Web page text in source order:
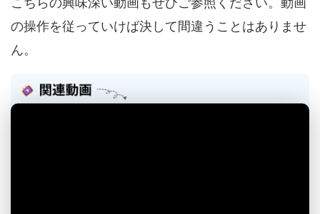
の操作を従っていけば決して間違うことはありませ
ん。